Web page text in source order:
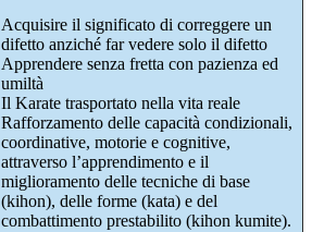
Acquisire il significato di correggere un
difetto anziché far vedere solo il difetto
Apprendere senza fretta con pazienza ed
umiltà
Il Karate trasportato nella vita reale
Rafforzamento delle capacità condizionali,
coordinative, motorie e cognitive,
attraverso l’apprendimento e il
miglioramento delle tecniche di base
(kihon), delle forme (kata) e del
combattimento prestabilito (kihon kumite).